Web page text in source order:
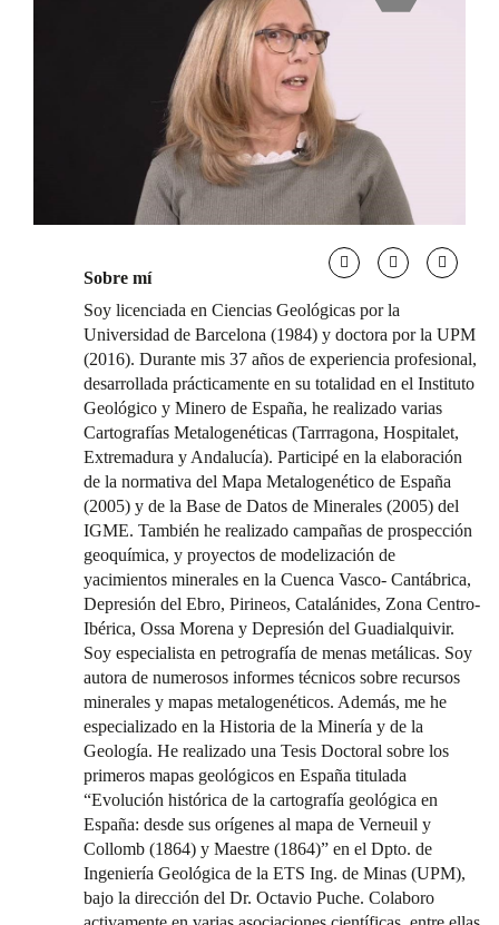
Sobre mí
Soy licenciada en Ciencias Geológicas por la
Universidad de Barcelona (1984) y doctora por la UPM
(2016). Durante mis 37 años de experiencia profesional,
desarrollada prácticamente en su totalidad en el Instituto
Geológico y Minero de España, he realizado varias
Cartografías Metalogenéticas (Tarrragona, Hospitalet,
Extremadura y Andalucía). Participé en la elaboración
de la normativa del Mapa Metalogenético de España
(2005) y de la Base de Datos de Minerales (2005) del
IGME. También he realizado campañas de prospección
geoquímica, y proyectos de modelización de
yacimientos minerales en la Cuenca Vasco- Cantábrica,
Depresión del Ebro, Pirineos, Catalánides, Zona Centro-
Ibérica, Ossa Morena y Depresión del Guadialquivir.
Soy especialista en petrografía de menas metálicas. Soy
autora de numerosos informes técnicos sobre recursos
minerales y mapas metalogenéticos. Además, me he
especializado en la Historia de la Minería y de la
Geología. He realizado una Tesis Doctoral sobre los
primeros mapas geológicos en España titulada
“Evolución histórica de la cartografía geológica en
España: desde sus orígenes al mapa de Verneuil y
Collomb (1864) y Maestre (1864)” en el Dpto. de
Ingeniería Geológica de la ETS Ing. de Minas (UPM),
bajo la dirección del Dr. Octavio Puche. Colaboro